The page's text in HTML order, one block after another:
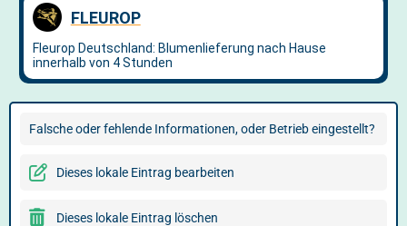
Falsche oder fehlende Informationen, oder Betrieb eingestellt?
Dieses lokale Eintrag bearbeiten
Dieses lokale Eintrag löschen